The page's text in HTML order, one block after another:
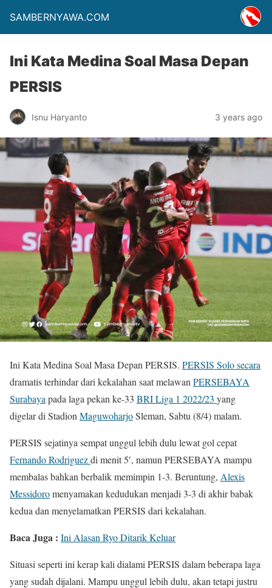
SAMBERNYAWA.COM
Ini Kata Medina Soal Masa Depan
PERSIS
Isnu Haryanto 3 years ago
Ini Kata Medina Soal Masa Depan PERSIS. PERSIS Solo secara
dramatis terhindar dari kekalahan saat melawan PERSEBAYA
Surabaya pada laga pekan ke-33 BRI Liga 1 2022/23 yang
digelar di Stadion MaguwoharjoSleman, Sabtu (8/4) malam.
PERSIS sejatinya sempat unggul lebih dulu lewat gol cepat
Fernando Rodriguezdi menit 5′, namun PERSEBAYA mampu
membalas bahkan berbalik memimpin 1-3. Beruntung, Alexis
Messidoromenyamakan kedudukan menjadi 3-3 di akhir babak
kedua dan menyelamatkan PERSIS dari kekalahan.
Baca Juga : Ini Alasan Ryo Ditarik Keluar
Situasi seperti ini kerap kali dialami PERSIS dalam beberapa laga
yang sudah dijalani. Mampu unggul lebih dulu, akan tetapi justru